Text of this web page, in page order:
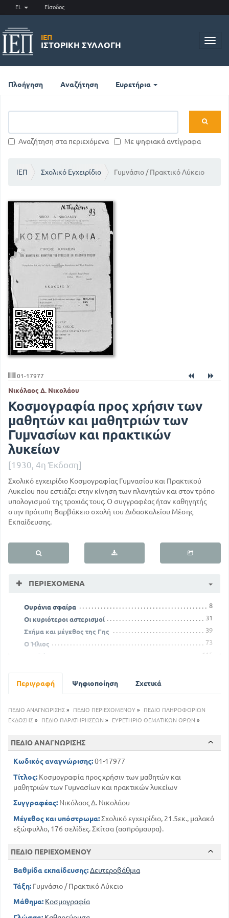
EL Είσοδος
ΙΕΠ
ΙΣΤΟΡΙΚΉ ΣΥΛΛΟΓΉ
Πλοήγηση Αναζήτηση Ευρετήρια
Αναζήτηση στα περιεχόμενα Με ψηφιακά αντίγραφα
ΙΕΠ Σχολικό Εγχειρίδιο Γυμνάσιο / Πρακτικό Λύκειο
01-17977
Νικόλαος Δ. Νικολάου
Κοσμογραφία προς χρήσιν των
μαθητών και μαθητριών των
Γυμνασίων και πρακτικών
λυκείων
[1930, 4η Έκδοση]
Σχολικό εγχειρίδιο Κοσμογραφίας Γυμνασίου και Πρακτικού
Λυκείου που εστιάζει στην κίνηση των πλανητών και στον τρόπο
υπολογισμού της τροχιάς τους. Ο συγγραφέας ήταν καθηγητής
στην πρότυπη Βαρβάκειο σχολή του Διδασκαλείου Μέσης
Εκπαίδευσης.
ΠΕΡΙΕΧΌΜΕΝΑ
Ουράνια σφαίρα
8
Οι κυριότεροι αστερισμοί
31
Σχήμα και μέγεθος της Γης
39
Ο Ήλιος
73
Η Σελήνη
115
Περιγραφή Ψηφιοποίηση Σχετικά
ΠΕΔΙΟ ΑΝΑΓΝΩΡΙΣΗΣ » ΠΕΔΙΟ ΠΕΡΙΕΧΟΜΕΝΟΥ »
ΠΕΔΙΟ ΠΛΗΡΟΦΟΡΙΩΝ
ΕΚΔΟΣΗΣ » ΠΕΔΙΟ ΠΑΡΑΤΗΡΗΣΕΩΝ » ΕΥΡΕΤΗΡΙΟ ΘΕΜΑΤΙΚΩΝ ΟΡΩΝ »
ΠΕΔΙΟ ΑΝΑΓΝΩΡΙΣΗΣ
Κωδικός αναγνώρισης:01-17977
Τίτλος: Κοσμογραφία προς χρήσιν των μαθητών και
μαθητριών των Γυμνασίων και πρακτικών λυκείων
Συγγραφέας: Νικόλαος Δ. Νικολάου
Μέγεθος και υπόστρωμα:Σχολικό εγχειρίδιο, 21.5εκ., μαλακό
εξώφυλλο, 176 σελίδες. Σκίτσα (ασπρόμαυρα).
ΠΕΔΙΟ ΠΕΡΙΕΧΟΜΕΝΟΥ
Βαθμίδα εκπαίδευσης:Δευτεροβάθμια
Τάξη: Γυμνάσιο / Πρακτικό Λύκειο
Μάθημα: Κοσμογραφία